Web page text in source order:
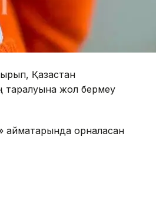
Қазақстан
таралуына жол бермеу
орналасқан